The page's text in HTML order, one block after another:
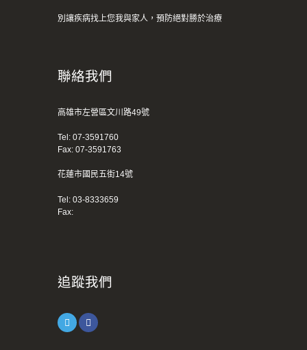
別讓疾病找上您我與家人，預防絕對勝於治療
聯絡我們
高雄市左營區文川路49號
Tel: 07-3591760
Fax: 07-3591763
花蓮市國民五街14號
Tel: 03-8333659
Fax:
追蹤我們